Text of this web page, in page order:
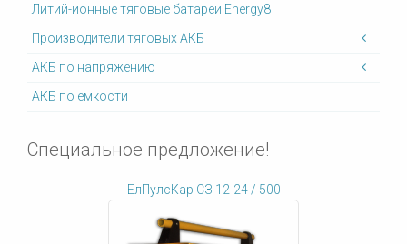
Литий-ионные тяговые батареи Energy8
Производители тяговых АКБ
АКБ по напряжению
АКБ по емкости
Специальное предложение!
ЕлПулсКар СЗ 12-24 / 500